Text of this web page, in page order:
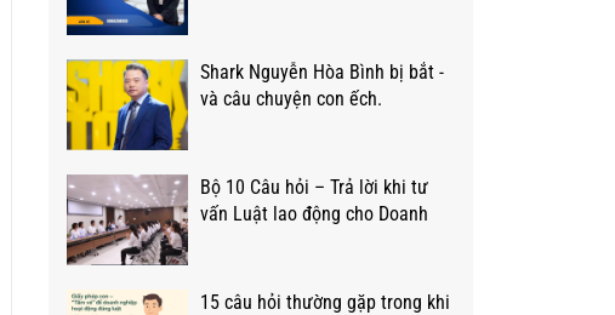
Shark Nguyễn Hòa Bình bị bắt -
và câu chuyện con ếch.
Bộ 10 Câu hỏi – Trả lời khi tư
vấn Luật lao động cho Doanh
15 câu hỏi thường gặp trong khi